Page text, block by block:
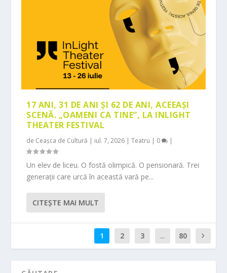
17 ANI, 31 DE ANI ȘI 62 DE ANI, ACEEAȘI
SCENĂ. „OAMENI CA TINE”, LA INLIGHT
THEATER FESTIVAL
de Ceașca de Cultură | iul. 7, 2026 |Teatru | 0 |
Un elev de liceu. O fostă olimpică. O pensionară. Trei
generații care urcă în această vară pe...
CITEŞTE MAI MULT
1 2 3 ... 80